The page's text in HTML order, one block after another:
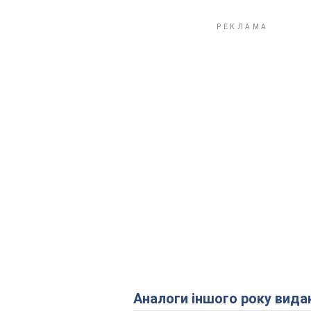
Аналоги іншого року